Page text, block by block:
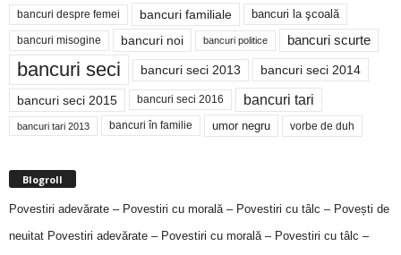
bancuri despre femei bancuri familiale bancuri la şcoală
bancuri misogine bancuri noi bancuri politice bancuri scurte
bancuri seci bancuri seci 2013 bancuri seci 2014
bancuri seci 2015 bancuri seci 2016 bancuri tari
bancuri tari 2013 bancuri în familie umor negru vorbe de duh
Blogroll
Povestiri adevărate – Povestiri cu morală – Povestiri cu tâlc – Povești de
neuitat Povestiri adevărate – Povestiri cu morală – Povestiri cu tâlc –